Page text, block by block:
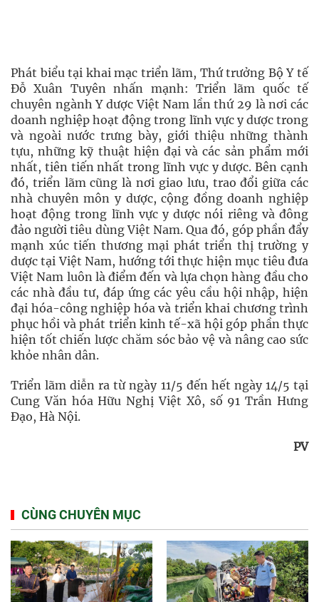
Phát biểu tại khai mạc triển lãm, Thứ trưởng Bộ Y tế
Đỗ Xuân Tuyên nhấn mạnh: Triển lãm quốc tế
chuyên ngành Y dược Việt Nam lần thứ 29 là nơi các
doanh nghiệp hoạt động trong lĩnh vực y dược trong
và ngoài nước trưng bày, giới thiệu những thành
tựu, những kỹ thuật hiện đại và các sản phẩm mới
nhất, tiên tiến nhất trong lĩnh vực y dược. Bên cạnh
đó, triển lãm cũng là nơi giao lưu, trao đổi giữa các
nhà chuyên môn y dược, cộng đồng doanh nghiệp
hoạt động trong lĩnh vực y dược nói riêng và đông
đảo người tiêu dùng Việt Nam. Qua đó, góp phần đẩy
mạnh xúc tiến thương mại phát triển thị trường y
dược tại Việt Nam, hướng tới thực hiện mục tiêu đưa
Việt Nam luôn là điểm đến và lựa chọn hàng đầu cho
các nhà đầu tư, đáp ứng các yêu cầu hội nhập, hiện
đại hóa-công nghiệp hóa và triển khai chương trình
phục hồi và phát triển kinh tế-xã hội góp phần thực
hiện tốt chiến lược chăm sóc bảo vệ và nâng cao sức
khỏe nhân dân.
Triển lãm diễn ra từ ngày 11/5 đến hết ngày 14/5 tại
Cung Văn hóa Hữu Nghị Việt Xô, số 91 Trần Hưng
Đạo, Hà Nội.
PV
CÙNG CHUYÊN MỤC